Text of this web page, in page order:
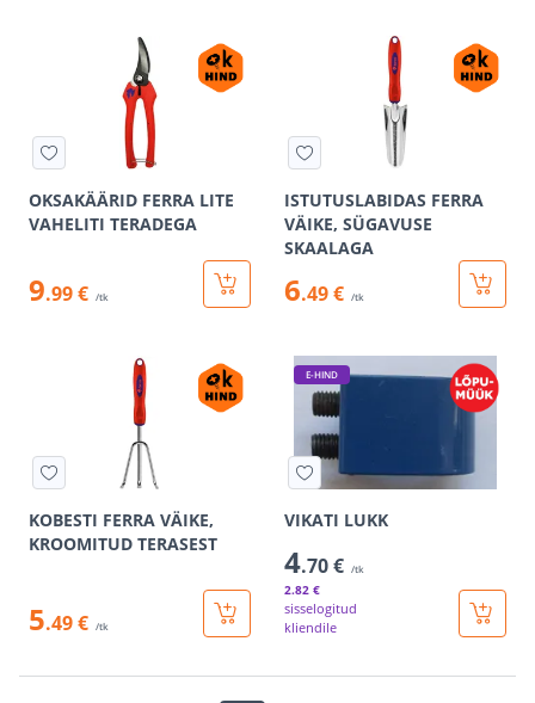
OKSAKÄÄRID FERRA LITE
VAHELITI TERADEGA
9.99 € /tk
ISTUTUSLABIDAS FERRA
VÄIKE, SÜGAVUSE
SKAALAGA
6.49 € /tk
KOBESTI FERRA VÄIKE,
KROOMITUD TERASEST
5.49 € /tk
E-HIND
VIKATI LUKK
4.70 € /tk
2.82 €
sisselogitud
kliendile